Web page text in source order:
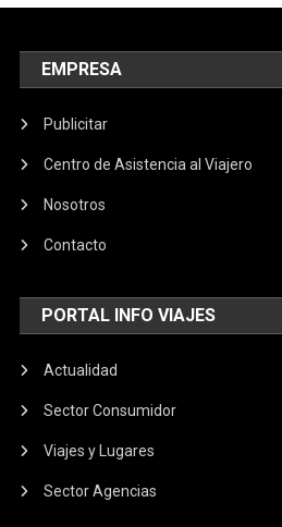
EMPRESA
Publicitar
Centro de Asistencia al Viajero
Nosotros
Contacto
PORTAL INFO VIAJES
Actualidad
Sector Consumidor
Viajes y Lugares
Sector Agencias